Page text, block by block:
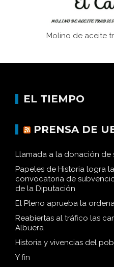
Molino de aceite
EL TIEMPO
PRENSA DE
Llamada a la donación de
Papeles de Historia logra
convocatoria de
de la Diputación
El Pleno aprueba la
Reabiertas al tráfico las
Albuera
Historia y vivencias del
Y fin